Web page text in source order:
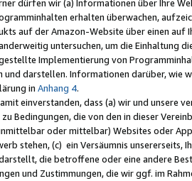
dürfen wir (a) Informationen über Ihre
erhalten überwachen,
auf der Amazon-Website über einen
untersuchen, um die Einhaltung
Implementierung von
darstellen. Informationen darüber, wie
in Anhang 4.
einverstanden, dass (a) wir und
Bedingungen, die von den in dieser
oder mittelbar) Websites oder
stehen, (c) ein Versäumnis unsererseits,
die betroffene oder eine andere
und Zustimmungen, die wir ggf. im